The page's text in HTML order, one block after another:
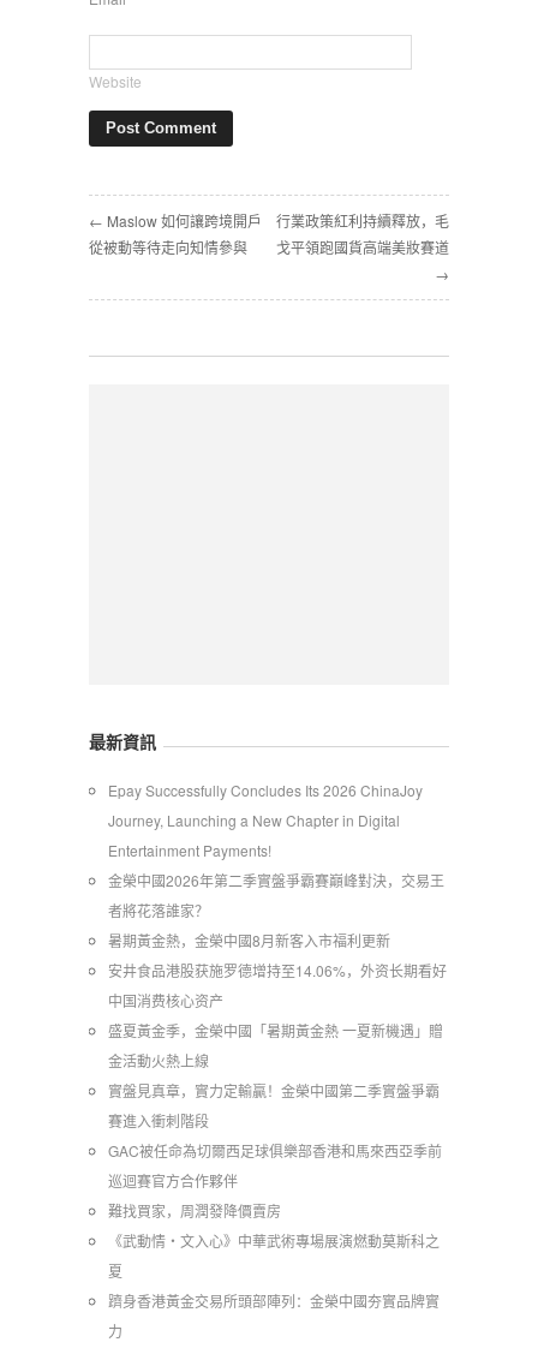
Website
← Maslow 如何讓跨境開戶
從被動等待走向知情參與
行業政策紅利持續釋放，毛
戈平領跑國貨高端美妝賽道
→
最新資訊
Epay Successfully Concludes Its 2026 ChinaJoy
Journey, Launching a New Chapter in Digital
Entertainment Payments!
金榮中國2026年第二季實盤爭霸賽巔峰對決，交易王
者將花落誰家？
暑期黃金熱，金榮中國8月新客入市福利更新
安井食品港股获施罗德增持至14.06%，外资长期看好
中国消费核心资产
​盛夏黃金季，金榮中國「暑期黃金熱 一夏新機遇」贈
金活動火熱上線
實盤見真章，實力定輸贏！金榮中國第二季實盤爭霸
賽進入衝刺階段
GAC被任命為切爾西足球俱樂部香港和馬來西亞季前
巡迴賽官方合作夥伴
難找買家，周潤發降價賣房
《武動情・文入心》中華武術專場展演燃動莫斯科之
夏
躋身香港黃金交易所頭部陣列：金榮中國夯實品牌實
力